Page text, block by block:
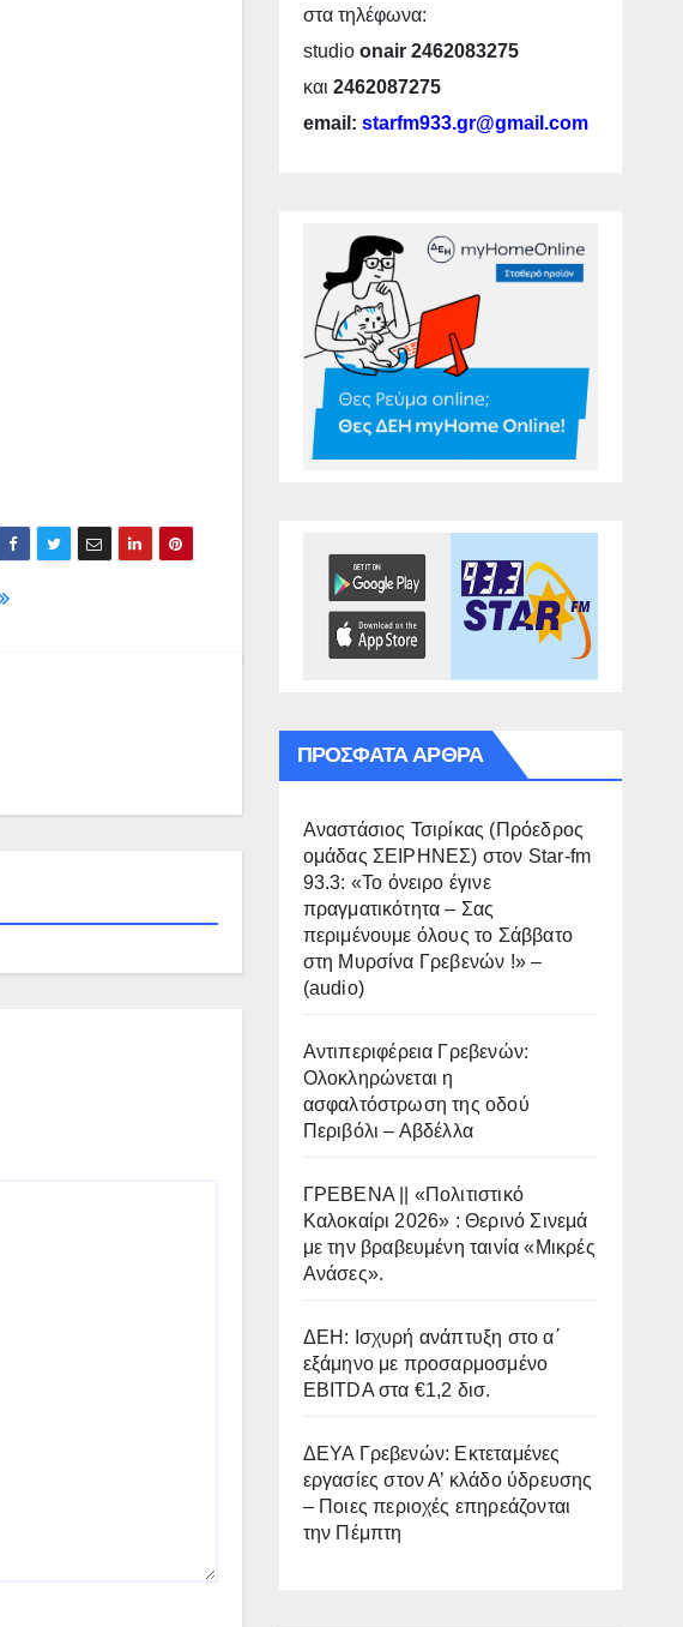
στα τηλέφωνα:
studio onair 2462083275
και 2462087275
email: starfm933.gr@gmail.com
ΠΡΌΣΦΑΤΑ ΆΡΘΡΑ
Αναστάσιος Τσιρίκας (Πρόεδρος
ομάδας ΣΕΙΡΗΝΕΣ) στον Star-fm
93.3: «Το όνειρο έγινε
πραγματικότητα – Σας
περιμένουμε όλους το Σάββατο
στη Μυρσίνα Γρεβενών !» –
(audio)
Αντιπεριφέρεια Γρεβενών:
Ολοκληρώνεται η
ασφαλτόστρωση της οδού
Περιβόλι – Αβδέλλα
ΓΡΕΒΕΝΑ || «Πολιτιστικό
Καλοκαίρι 2026» : Θερινό Σινεμά
με την βραβευμένη ταινία «Μικρές
Ανάσες».
ΔΕΗ: Ισχυρή ανάπτυξη στο α΄
εξάμηνο με προσαρμοσμένο
EBITDA στα €1,2 δισ.
ΔΕΥΑ Γρεβενών: Εκτεταμένες
εργασίες στον Α’ κλάδο ύδρευσης
– Ποιες περιοχές επηρεάζονται
την Πέμπτη